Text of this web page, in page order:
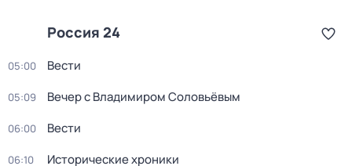
Россия 24
05:00 Вести
05:09 Вечер с Владимиром Соловьёвым
06:00 Вести
06:10 Исторические хроники